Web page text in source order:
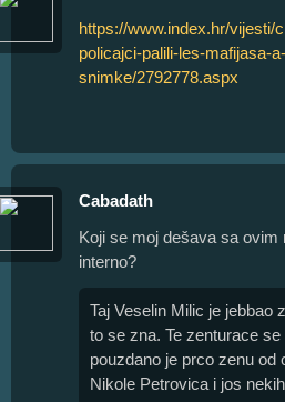
https://www.index.hr/vijesti/
policajci-palili-les-mafijasa-
snimke/2792778.aspx
Cabadath
Koji se moj dešava sa ovim
interno?
Taj Veselin Milic je jebbao
to se zna. Te zenturace
pouzdano je prco zenu od
Nikole Petrovica i jos